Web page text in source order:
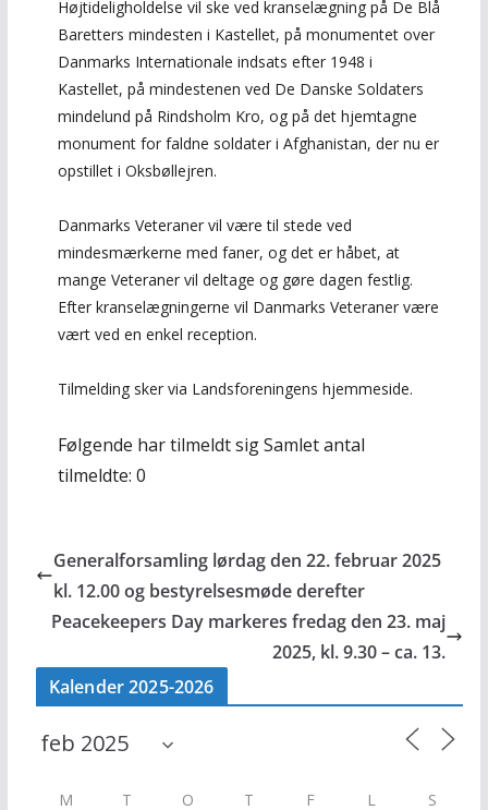
Højtideligholdelse vil ske ved kranselægning på De Blå
Baretters mindesten i Kastellet, på monumentet over
Danmarks Internationale indsats efter 1948 i
Kastellet, på mindestenen ved De Danske Soldaters
mindelund på Rindsholm Kro, og på det hjemtagne
monument for faldne soldater i Afghanistan, der nu er
opstillet i Oksbøllejren.
Danmarks Veteraner vil være til stede ved
mindesmærkerne med faner, og det er håbet, at
mange Veteraner vil deltage og gøre dagen festlig.
Efter kranselægningerne vil Danmarks Veteraner være
vært ved en enkel reception.
Tilmelding sker via Landsforeningens hjemmeside.
Følgende har tilmeldt sig Samlet antal
tilmeldte: 0
Generalforsamling lørdag den 22. februar 2025
kl. 12.00 og bestyrelsesmøde derefter
Peacekeepers Day markeres fredag den 23. maj
2025, kl. 9.30 – ca. 13.
Kalender 2025-2026
M T O T F L S